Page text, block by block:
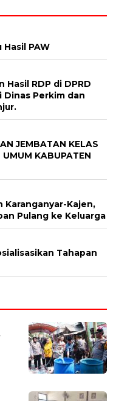
PAW
Hasil RDP di DPRD
Dinas Perkim dan
JEMBATAN KELAS
KABUPATEN
Karanganyar-Kajen,
Pulang ke Keluarga
Tahapan